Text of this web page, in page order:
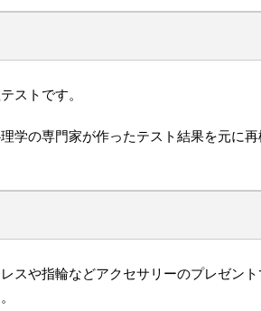
ストです。
学の専門家が作ったテスト結果を元に
スや指輪などアクセサリーのプレゼン